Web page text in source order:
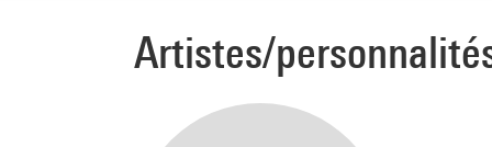
Artistes/